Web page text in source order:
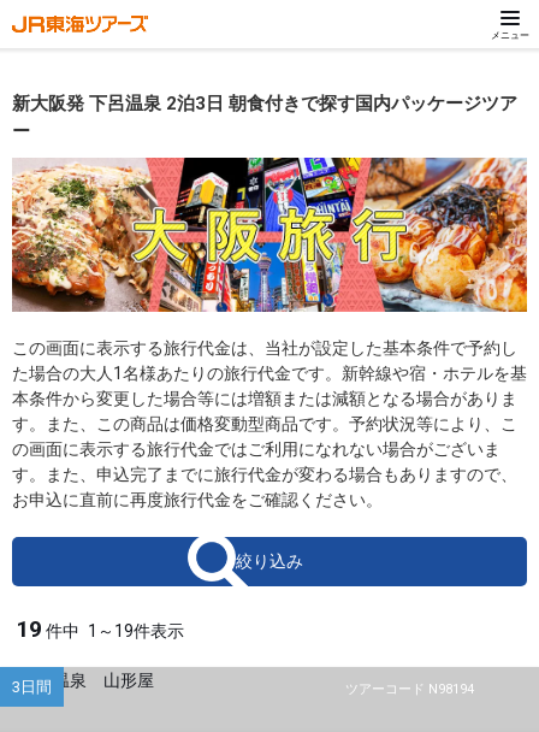
メニュー
新大阪発 下呂温泉 2泊3日 朝食付きで探す国内パッケージツア
ー
この画面に表示する旅行代金は、当社が設定した基本条件で予約し
た場合の大人1名様あたりの旅行代金です。新幹線や宿・ホテルを基
本条件から変更した場合等には増額または減額となる場合がありま
す。また、この商品は価格変動型商品です。予約状況等により、こ
の画面に表示する旅行代金ではご利用になれない場合がございま
す。また、申込完了までに旅行代金が変わる場合もありますので、
お申込に直前に再度旅行代金をご確認ください。
絞り込み
19 件中 1～19件表示
ツアーコード N98194
3日間